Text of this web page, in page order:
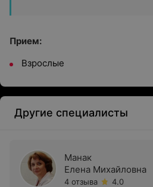
Прием:
Взрослые
Другие специалисты
Манак
Елена Михайловна
4 отзыва
4.0